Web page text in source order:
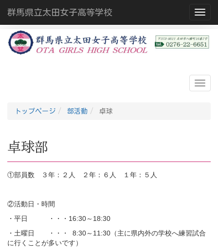
群馬県立太田女子高等学校
トップページ 部活動 卓球
卓球部
①部員数 ３年：２人 ２年：６人 １年：５人
②活動日・時間
・平日 ・・・16:30～18:30
・土曜日 ・・・ 8:30～11:30（主に県内外の学校へ練習試合
に行くことが多いです）